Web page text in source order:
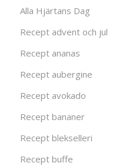
Alla Hjärtans Dag
Recept advent och jul
Recept ananas
Recept aubergine
Recept avokado
Recept bananer
Recept blekselleri
Recept buffe